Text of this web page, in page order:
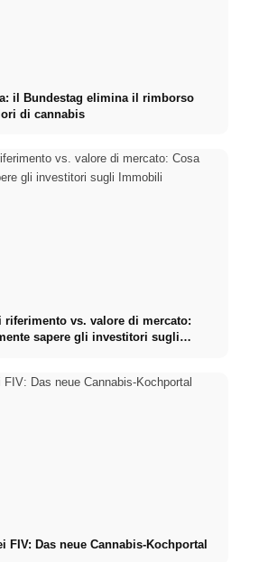
il Bundestag elimina il rimborso
di cannabis
riferimento vs. valore di mercato:
sapere gli investitori sugli
FIV: Das neue Cannabis-Kochportal